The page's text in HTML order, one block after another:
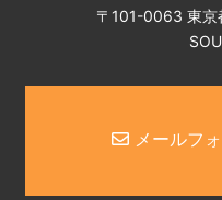
〒101-0063 東京
メールフ